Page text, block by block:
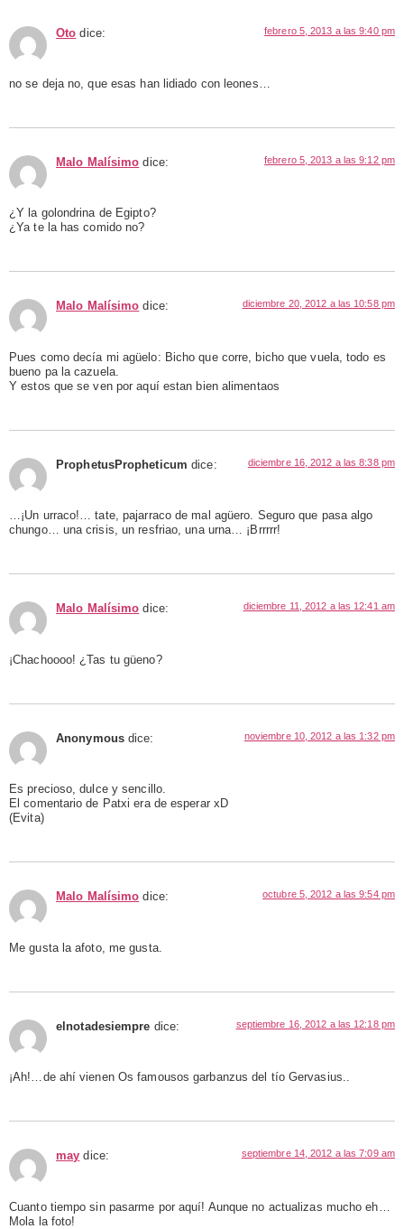
Oto dice: febrero 5, 2013 a las 9:40 pm
no se deja no, que esas han lidiado con leones…
Malo Malísimo dice: febrero 5, 2013 a las 9:12 pm
¿Y la golondrina de Egipto?
¿Ya te la has comido no?
Malo Malísimo dice: diciembre 20, 2012 a las 10:58 pm
Pues como decía mi agüelo: Bicho que corre, bicho que vuela, todo es
bueno pa la cazuela.
Y estos que se ven por aquí estan bien alimentaos
ProphetusPropheticum dice: diciembre 16, 2012 a las 8:38 pm
…¡Un urraco!… tate, pajarraco de mal agüero. Seguro que pasa algo
chungo… una crisis, un resfriao, una urna… ¡Brrrrr!
Malo Malísimo dice: diciembre 11, 2012 a las 12:41 am
¡Chachoooo! ¿Tas tu güeno?
Anonymous dice: noviembre 10, 2012 a las 1:32 pm
Es precioso, dulce y sencillo.
El comentario de Patxi era de esperar xD
(Evita)
Malo Malísimo dice: octubre 5, 2012 a las 9:54 pm
Me gusta la afoto, me gusta.
elnotadesiempre dice: septiembre 16, 2012 a las 12:18 pm
¡Ah!…de ahí vienen Os famousos garbanzus del tío Gervasius..
may dice: septiembre 14, 2012 a las 7:09 am
Cuanto tiempo sin pasarme por aquí! Aunque no actualizas mucho eh…
Mola la foto!